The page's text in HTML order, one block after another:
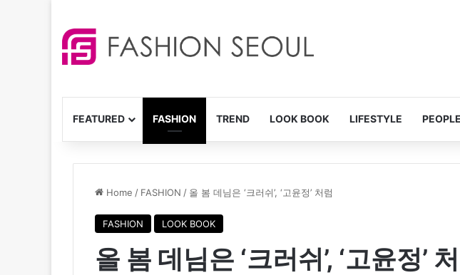
FEATURED FASHION TREND LOOK BOOK LIFESTYLE PEOPLE
Home / FASHION / 올 봄 데님은 ‘크러쉬’, ‘고윤정’ 처럼
FASHION LOOK BOOK
올 봄 데님은 ‘크러쉬’, ‘고윤정’